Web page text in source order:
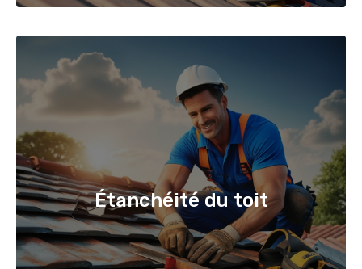
Étanchéité du toit